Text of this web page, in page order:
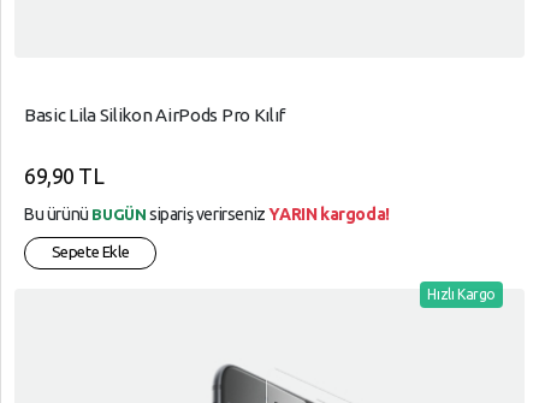
Basic Lila Silikon AirPods Pro Kılıf
69,90 TL
Bu ürünü BUGÜN sipariş verirsenizYARIN kargoda!
Sepete Ekle
Hızlı Kargo